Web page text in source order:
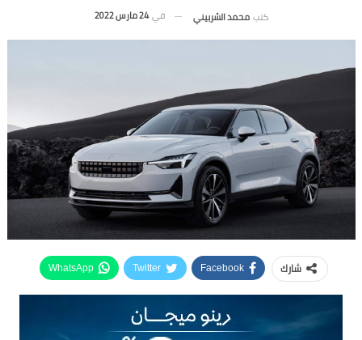
كتب محمد الشربيني في 24 مارس 2022
شارك Facebook
Twitter
WhatsApp